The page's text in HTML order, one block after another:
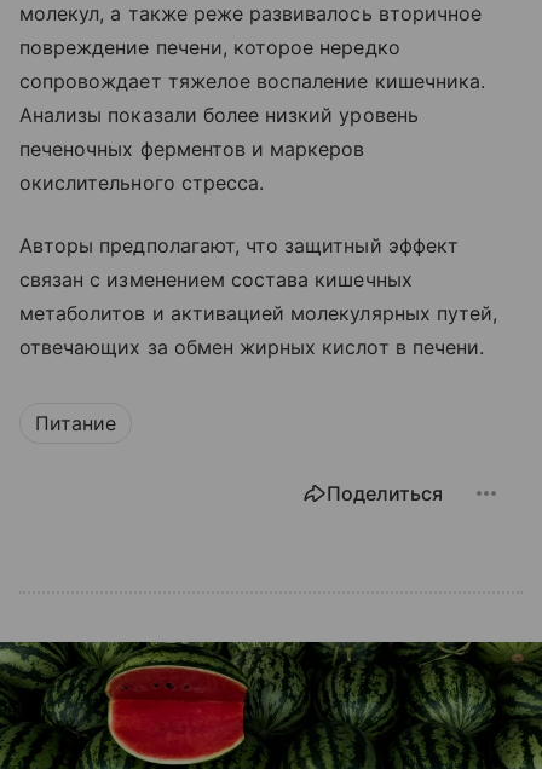
молекул, а также реже развивалось вторичное
повреждение печени, которое нередко
сопровождает тяжелое воспаление кишечника.
Анализы показали более низкий уровень
печеночных ферментов и маркеров
окислительного стресса.
Авторы предполагают, что защитный эффект
связан с изменением состава кишечных
метаболитов и активацией молекулярных путей,
отвечающих за обмен жирных кислот в печени.
Питание
Поделиться